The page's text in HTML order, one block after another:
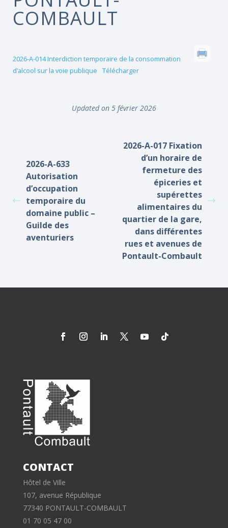
COMBAULT
2026-A-014 Interdiction temporaire de la consommation
d’alcool sur la voie publique
Télécharger
Updated on 5 février 2026
2026-A-633
Autorisation
d’occupation
temporaire du
domaine public –
Guilde des
aventuriers
2026-A-017 Fixation
d’un horaire de
fermeture des
épiceries et
supérettes
alimentaires du
quartier de la gare,
dans différentes
rues et avenues de
Pontault-Combault
CONTACT
Hôtel de Ville
107, avenue République
77340 PONTAULT-COMBAULT
01 70 05 47 00